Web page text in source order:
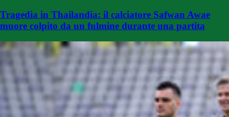
Tragedia in Thailandia: il calciatore Safwan Awae
muore colpito da un fulmine durante una partita